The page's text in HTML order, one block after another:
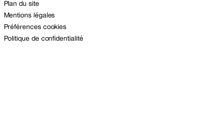
Plan du site
Mentions légales
Préférences cookies
Politique de confidentialité